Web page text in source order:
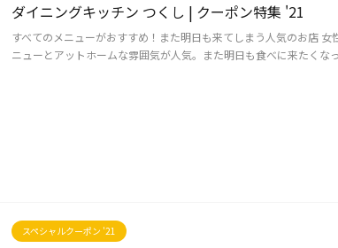
ダイニングキッチン つくし | クーポン特集 '21
すべてのメニューがおすすめ！また明日も来てしまう人気のお店
ニューとアットホームな雰囲気が人気。また明日も食べに来たくな
スペシャルクーポン '21